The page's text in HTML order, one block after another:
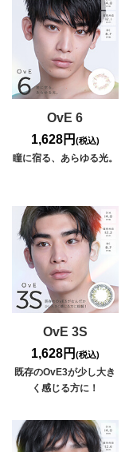
OvE 6
1,628円 (税込)
瞳に宿る、あらゆる光。
OvE 3S
1,628円 (税込)
既存のOvE3が少し大き
く感じる方に！